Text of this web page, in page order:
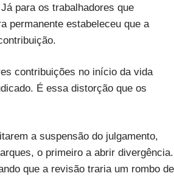
para os trabalhadores que
permanente estabeleceu que a
contribuições no início da vida
É essa distorção que os
a suspensão do julgamento,
o primeiro a abrir divergência.
que a revisão traria um rombo de